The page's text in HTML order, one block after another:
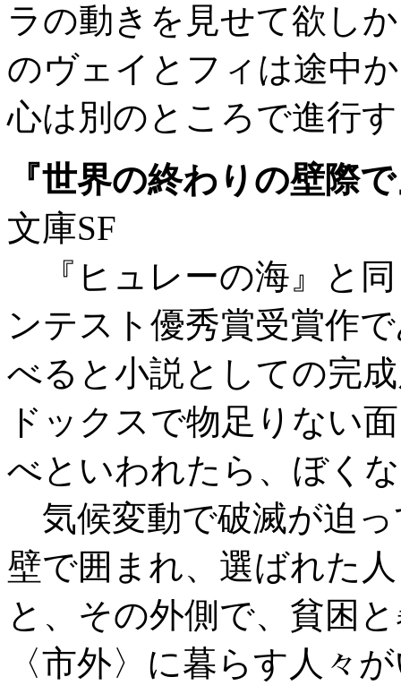
ラの動きを見せて欲し
のヴェイとフィは途中
心は別のところで進行
『世界の終わりの壁際
文庫SF
『ヒュレーの海』と同
ンテスト優秀賞受賞作
べると小説としての完
ドックスで物足りない
べといわれたら、ぼく
気候変動で破滅が迫
壁で囲まれ、選ばれた
と、その外側で、貧困
〈市外〉に暮らす人々